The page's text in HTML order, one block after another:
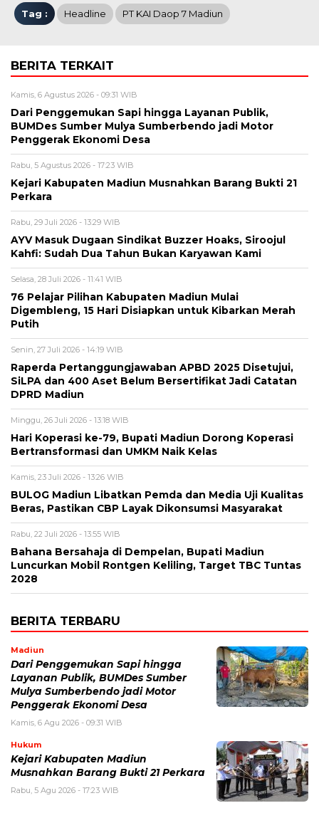
Tag : Headline PT KAI Daop 7 Madiun
BERITA TERKAIT
Kamis, 6 Agustus 2026 - 09:31 WIB
Dari Penggemukan Sapi hingga Layanan Publik,
BUMDes Sumber Mulya Sumberbendo jadi Motor
Penggerak Ekonomi Desa
Rabu, 5 Agustus 2026 - 17:23 WIB
Kejari Kabupaten Madiun Musnahkan Barang Bukti 21
Perkara
Rabu, 29 Juli 2026 - 13:29 WIB
AYV Masuk Dugaan Sindikat Buzzer Hoaks, Siroojul
Kahfi: Sudah Dua Tahun Bukan Karyawan Kami
Selasa, 28 Juli 2026 - 11:41 WIB
76 Pelajar Pilihan Kabupaten Madiun Mulai
Digembleng, 15 Hari Disiapkan untuk Kibarkan Merah
Putih
Senin, 27 Juli 2026 - 14:19 WIB
Raperda Pertanggungjawaban APBD 2025 Disetujui,
SiLPA dan 400 Aset Belum Bersertifikat Jadi Catatan
DPRD Madiun
Minggu, 26 Juli 2026 - 13:18 WIB
Hari Koperasi ke-79, Bupati Madiun Dorong Koperasi
Bertransformasi dan UMKM Naik Kelas
Kamis, 23 Juli 2026 - 13:26 WIB
BULOG Madiun Libatkan Pemda dan Media Uji Kualitas
Beras, Pastikan CBP Layak Dikonsumsi Masyarakat
Rabu, 22 Juli 2026 - 13:55 WIB
Bahana Bersahaja di Dempelan, Bupati Madiun
Luncurkan Mobil Rontgen Keliling, Target TBC Tuntas
2028
BERITA TERBARU
Madiun
Dari Penggemukan Sapi hingga
Layanan Publik, BUMDes Sumber
Mulya Sumberbendo jadi Motor
Penggerak Ekonomi Desa
Kamis, 6 Agu 2026 - 09:31 WIB
Hukum
Kejari Kabupaten Madiun
Musnahkan Barang Bukti 21 Perkara
Rabu, 5 Agu 2026 - 17:23 WIB